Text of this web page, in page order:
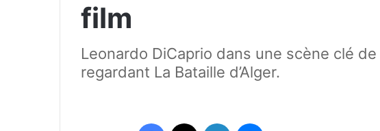
film
Leonardo DiCaprio dans une scène clé
regardant La Bataille d’Alger.